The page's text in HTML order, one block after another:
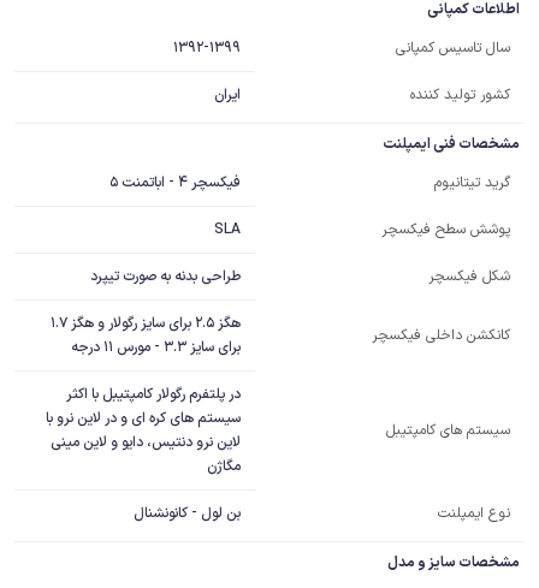
اطلاعات کمپانی
سال تاسیس کمپانی
1392-1399
کشور تولید کننده ایران
مشخصات فنی ایمپلنت
گرید تیتانیوم
فیکسچر 4 - اباتمنت 5
پوشش سطح فیکسچر SLA
شکل فیکسچر طراحی بدنه به صورت تیپرد
کانکشن داخلی فیکسچر
هگز 2.5 برای سایز رگولار و هگز 1.7
برای سایز 3.3 - مورس 11 درجه
سیستم های کامپتیبل
مگاژن
نوع ایمپلنت بن لول - کانونشنال
مشخصات سایز و مدل